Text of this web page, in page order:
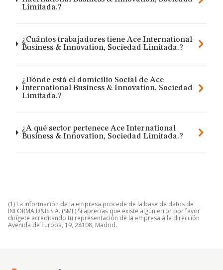
Limitada.?
¿Cuántos trabajadores tiene Ace International
Business & Innovation, Sociedad Limitada.?
¿Dónde está el domicilio Social de Ace
International Business & Innovation, Sociedad
Limitada.?
¿A qué sector pertenece Ace International
Business & Innovation, Sociedad Limitada.?
(1) La información de la empresa procede de la base de datos de
INFORMA D&B S.A. (SME) Si aprecias que existe algún error por favor
dirígete acreditando tu representación de la empresa a la dirección
Avenida de Europa, 19, 28108, Madrid.